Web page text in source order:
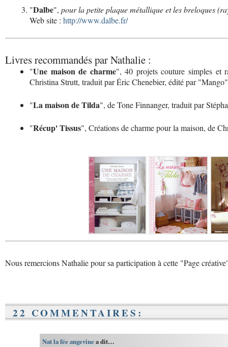
"Dalbe", pour la petite plaque métallique et les breloques
Web site : http://www.dalbe.fr/
Livres recommandés par Nathalie :
"Une maison de charme", 40 projets couture simples et
Christina Strutt, traduit par Éric Chenebier, édité par "Mango"
"La maison de Tilda", de Tone Finnanger, traduit par
"Récup' Tissus", Créations de charme pour la maison, de
Nous remercions Nathalie pour sa participation à cette "Page
22 COMMENTAIRES:
Nat la fée angevinea dit…